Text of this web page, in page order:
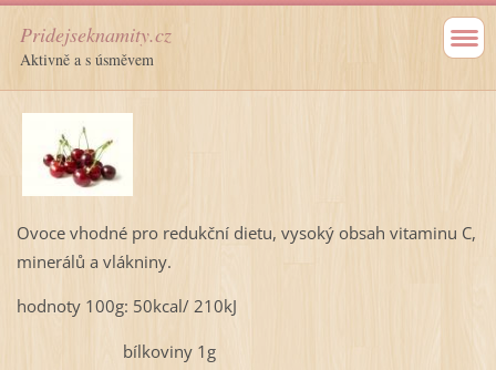
Pridejseknamity.cz
Aktivně a s úsměvem
Ovoce vhodné pro redukční dietu, vysoký obsah vitaminu C,
minerálů a vlákniny.
hodnoty 100g: 50kcal/ 210kJ
bílkoviny 1g